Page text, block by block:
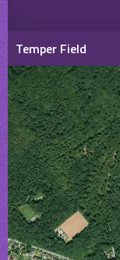
Temper Field